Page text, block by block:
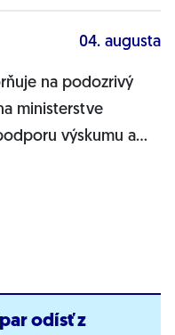
04. augusta
na podozrivý
ministerstve
výskumu a
odísť z